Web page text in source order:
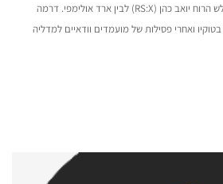
נקודה אחת בלבד הפרידה בין גולש הרוח יואב כהן (RS:X) לבין ארד אולימפי. דרמה
ואחרי פסילות של מועמדים וודאיים למדליה